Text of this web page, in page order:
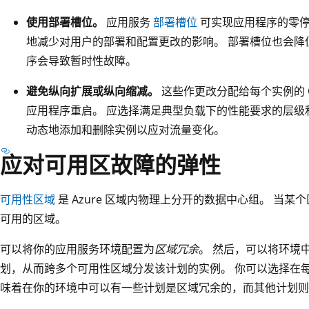
使用部署槽位。 应用服务部署槽位 可实现应用程序的零
地减少对用户的部署和配置更改的影响。 部署槽位也会
序会导致暂时性故障。
避免纵向扩展或纵向缩减。 这些作更改分配给每个实例
应用程序重启。 应选择满足典型负载下的性能要求的层
动态地添加和删除实例以应对流量变化。
应对可用区故障的弹性
可用性区域 是 Azure 区域内物理上分开的数据中心组。 当某
可用的区域。
可以将你的应用服务环境配置为区域冗余。 然后，可以将环境
划，从而跨多个可用性区域分发该计划的实例。 你可以选择在
味着在你的环境中可以有一些计划是区域冗余的，而其他计划